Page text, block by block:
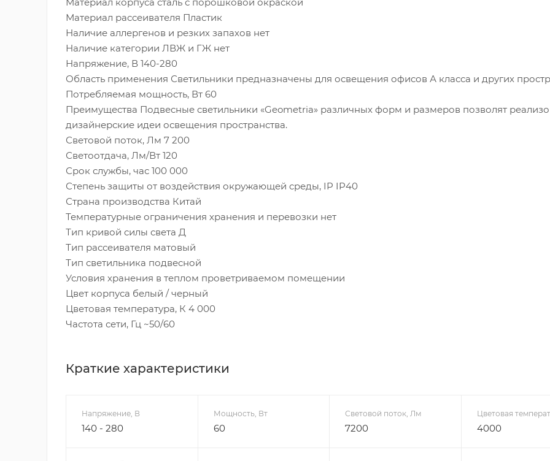
Материал рассеивателя Пластик
Наличие аллергенов и резких запахов нет
Наличие категории ЛВЖ и ГЖ нет
Напряжение, В 140-280
Область применения Светильники предназначены для освещения офисов А класса и других
Потребляемая мощность, Вт 60
Преимущества Подвесные светильники «Geometria» различных форм и размеров позволят
дизайнерские идеи освещения пространства.
Световой поток, Лм 7 200
Светоотдача, Лм/Вт 120
Срок службы, час 100 000
Степень защиты от воздействия окружающей среды, IP IP40
Страна производства Китай
Температурные ограничения хранения и перевозки нет
Тип кривой силы света Д
Тип рассеивателя матовый
Тип светильника подвесной
Условия хранения в теплом проветриваемом помещении
Цвет корпуса белый / черный
Цветовая температура, К 4 000
Частота сети, Гц ~50/60
Краткие характеристики
Напряжение, В
140 - 280
Мощность, Вт
60
Световой поток, Лм
7200
Цветовая
4000